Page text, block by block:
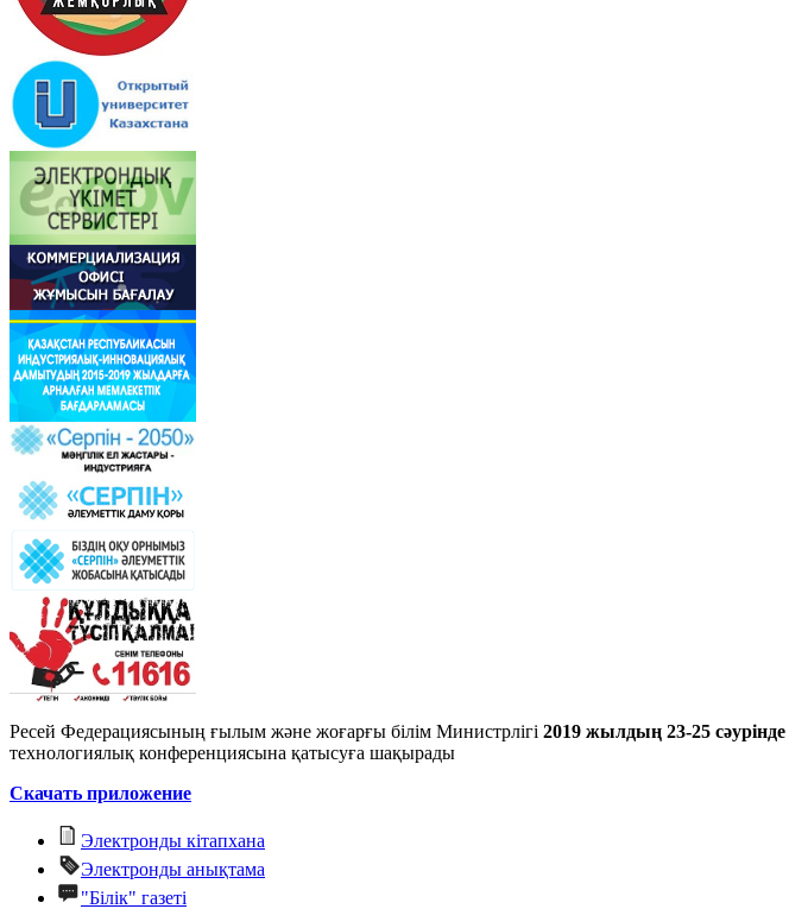
Ресей Федерациясының ғылым және жоғарғы білім Министрлігі 2019 жылдың 23-25 сәурінде
технологиялық конференциясына қатысуға шақырады
Скачать приложение
Электронды кітапхана
Электронды анықтама
"Білік" газеті